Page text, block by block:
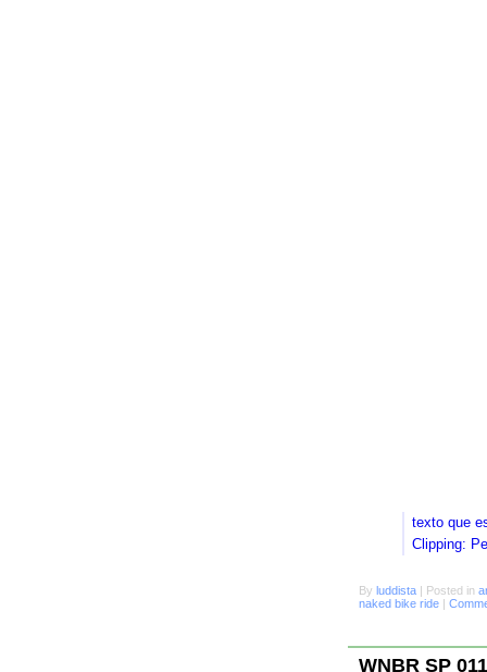
texto que
Clipping:
By luddista | Posted in
naked bike ride |
WNBR SP 011